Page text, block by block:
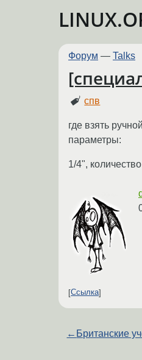
Форум — Talks
спв
где взять
параметры:
1/4",
Ссылка
← Британские